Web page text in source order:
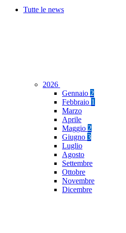
Tutte le news
2026
Gennaio 2
Febbraio 1
Marzo
Aprile
Maggio 2
Giugno 3
Luglio
Agosto
Settembre
Ottobre
Novembre
Dicembre